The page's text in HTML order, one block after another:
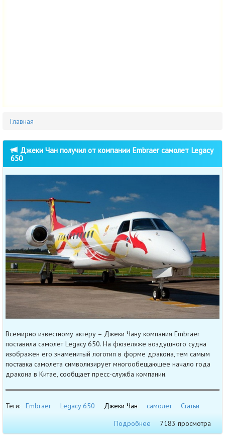
Главная
Джеки Чан получил от компании Embraer самолет Legacy
650
Всемирно известному актеру – Джеки Чану компания Embraer
поставила самолет Legacy 650. На фюзеляже воздушного судна
изображен его знаменитый логотип в форме дракона, тем самым
поставка самолета символизирует многообещающее начало года
дракона в Китае, сообщает пресс-служба компании.
Теги: Embraer Legacy 650 Джеки Чан самолет
Статьи
Подробнее
7183 просмотра